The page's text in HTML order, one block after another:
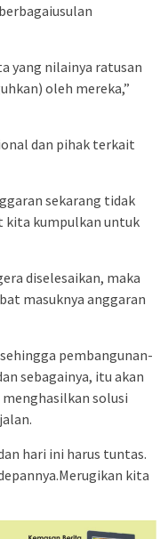
yang nilainya ratusan
oleh mereka,”
dan pihak terkait
sekarang tidak
kita kumpulkan untuk
diselesaikan, maka
masuknya anggaran
pembangunan-
sebagainya, itu akan
solusi
hari ini harus tuntas.
kita